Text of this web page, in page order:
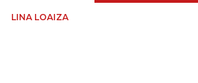
LINA LOAIZA